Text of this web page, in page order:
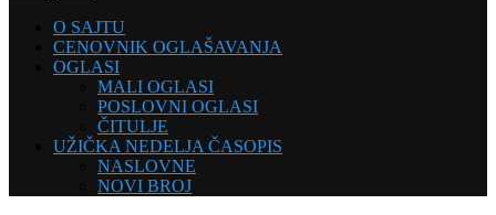
O SAJTU
CENOVNIK OGLAŠAVANJA
OGLASI
MALI OGLASI
POSLOVNI OGLASI
ČITULJE
UŽIČKA NEDELJA ČASOPIS
NASLOVNE
NOVI BROJ